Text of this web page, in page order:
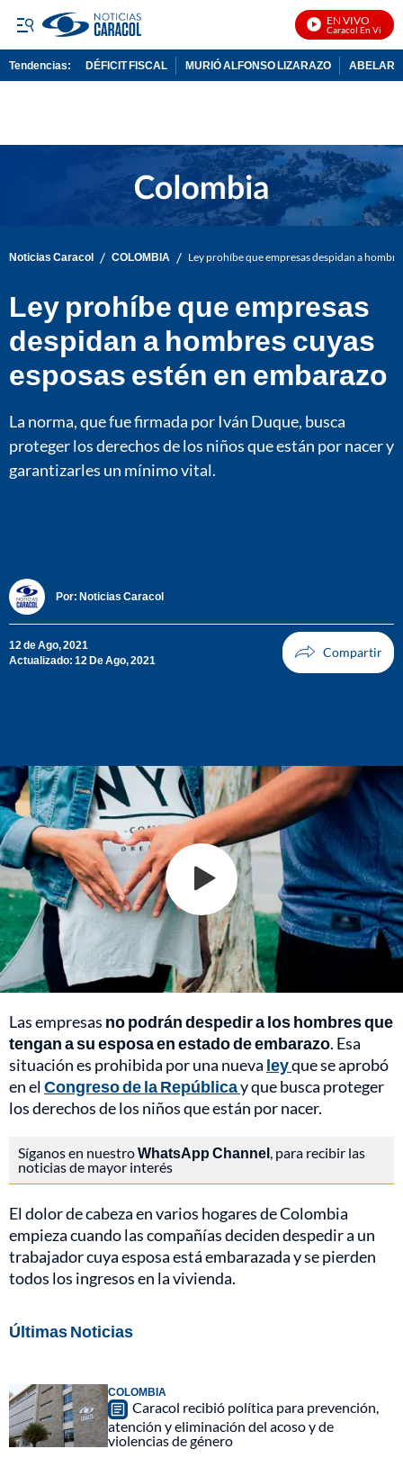
EN VIVO
Noticias Caracol En Vivo
Tendencias: DÉFICIT FISCAL MURIÓ ALFONSO LIZARAZO
Noticias Caracol / COLOMBIA / Ley prohíbe que empresas despidan a
Ley prohíbe que empresas
despidan a hombres cuyas
esposas estén en embarazo
La norma, que fue firmada por Iván Duque, busca
proteger los derechos de los niños que están por nacer y
garantizarles un mínimo vital.
Por: Noticias Caracol
12 de Ago, 2021
Actualizado: 12 De Ago, 2021
Las empresas no podrán despedir a los hombres que
tengan a su esposa en estado de embarazo. Esa
situación es prohibida por una nueva leyque se aprobó
en elCongreso de la Repúblicay que busca proteger
los derechos de los niños que están por nacer.
Síganos en nuestroWhatsApp Channel , para recibir las
noticias de mayor interés
El dolor de cabeza en varios hogares de Colombia
empieza cuando las compañías deciden despedir a un
trabajador cuya esposa está embarazada y se pierden
todos los ingresos en la vivienda.
Últimas Noticias
COLOMBIA
Caracol recibió política para prevención,
atención y eliminación del acoso y de
violencias de género